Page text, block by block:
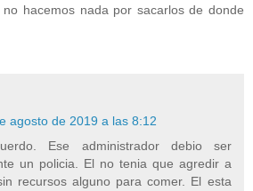
no hacemos nada por sacarlos de donde
agosto de 2019 a las 8:12
Ese administrador debio ser
un policia. El no tenia que agredir a
recursos alguno para comer. El esta